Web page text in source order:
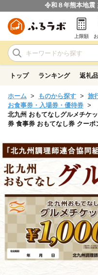
令和８年熊本地震
上限額
トップ ランキング 返礼
ホーム ものから探す
旅
お食事券・入場券・優待券
北九州 おもてなしグルメチケ
券 食事券 おもてなし券 クーポ